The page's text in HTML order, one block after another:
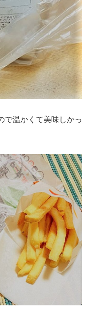
で温かくて美味しかっ